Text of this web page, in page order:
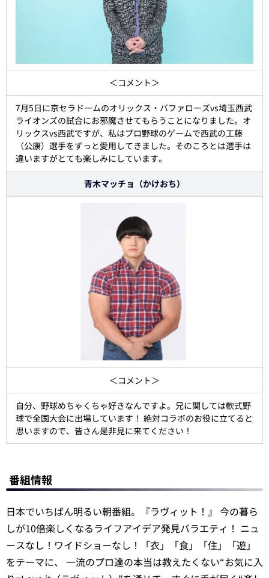
＜コメント＞
7月5日に京セラドームのオリックス・バファローズvs埼玉西武
ライオンズの試合にお邪魔させてもらうことになりました。オ
リックスvs西武ですが、私はプロ野球のゲームで西武の工藤
（公康）選手をずっと愛用してきました。そのころとは選手は
違いますがとても楽しみにしています。
青木マッチョ（かけおち）
＜コメント＞
自分、野球めちゃくちゃ好きなんですよ。兄に関しては軟式野
球で全国大会に出場しています！ 絶対コラボのお役に立てると
思いますので、皆さん是非見に来てください！
番組情報
日本でいちばん明るい朝番組。『ラヴィット！』 今の暮ら
しが10倍楽しくなるライフアイデア発見バラエティ！ ニュ
ースなし！ワイドショーなし！「衣」「食」「住」「遊」
をテーマに、 一流のプロ達の本当は教えたくない“お気に入